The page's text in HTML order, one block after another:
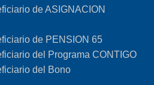
de ASIGNACION
de PENSION 65
del Programa CONTIGO
del Bono